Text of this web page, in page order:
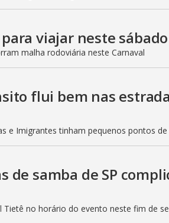
viajar neste sábado
malha rodoviária neste Carnaval
flui bem nas
e Imigrantes tinham pequenos pontos
de samba de SP
no horário do evento neste fim de